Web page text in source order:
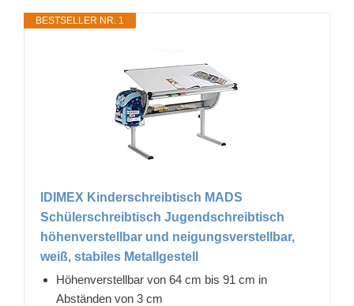
BESTSELLER NR. 1
IDIMEX Kinderschreibtisch MADS
Schülerschreibtisch Jugendschreibtisch
höhenverstellbar und neigungsverstellbar,
weiß, stabiles Metallgestell
Höhenverstellbar von 64 cm bis 91 cm in
Abständen von 3 cm